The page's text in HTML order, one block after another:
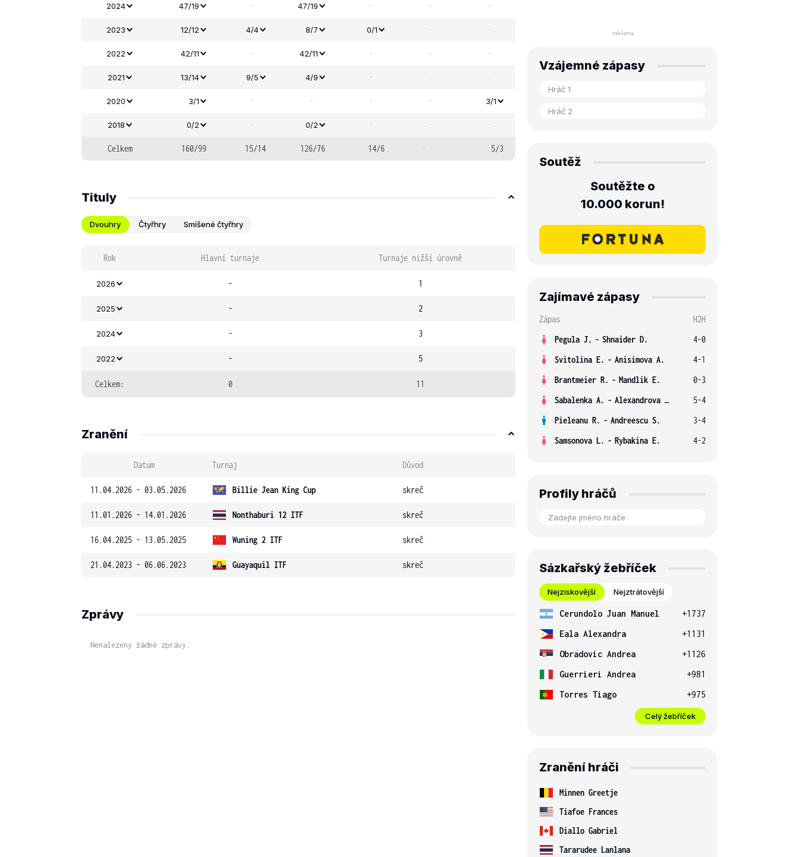
2024 47/19 - 47/19 - - -
2023 12/12 4/4 8/7 0/1 - -
2022 42/11 - 42/11 - - -
2021 13/14 9/5 4/9 - - -
2020 3/1 - - - - 3/1
2018 0/2 - 0/2 - - -
Celkem 160/99 15/14 126/76 14/6 - 5/3
Tituly
Dvouhry Čtyřhry Smíšené čtyřhry
Rok Hlavní turnaje Turnaje nižší úrovně
2026 - 1
2025 - 2
2024 - 3
2022 - 5
Celkem: 0 11
Zranění
Datum Turnaj Důvod
11.04.2026 - 03.05.2026 Billie Jean King Cup skreč
11.01.2026 - 14.01.2026 Nonthaburi 12 ITF skreč
16.04.2025 - 13.05.2025 Wuning 2 ITF skreč
21.04.2023 - 06.06.2023 Guayaquil ITF skreč
Zprávy
Nenalezeny žádné zprávy.
Vzájemné zápasy
Soutěž
Soutěžte o
10.000 korun!
Zajímavé zápasy
Zápas
H2H
Pegula J. - Shnaider D.
4-0
Svitolina E. - Anisimova A.
4-1
Brantmeier R. - Mandlik E.
0-3
Sabalenka A. - Alexandrova E.
5-4
Pieleanu R. - Andreescu S.
3-4
Samsonova L. - Rybakina E. 4-2
Profily hráčů
Sázkařský žebříček
Nejziskovější Nejztrátovější
Cerundolo Juan Manuel
+1737
Eala Alexandra
+1131
Obradovic Andrea
+1126
Guerrieri Andrea
+981
Torres Tiago
+975
Celý žebříček
Zranění hráči
Minnen Greetje
Tiafoe Frances
Diallo Gabriel
Tararudee Lanlana